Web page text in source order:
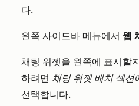
다.
왼쪽 사이드바 메뉴에서 웹
채팅 위젯을 왼쪽에 표시할
하려면 채팅 위젯 배치 섹션
선택합니다.